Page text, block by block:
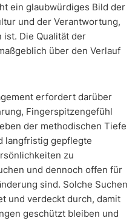
ein glaubwürdiges Bild der
und der Verantwortung,
Die Qualität der
über den Verlauf
erfordert darüber
Fingerspitzengefühl
der methodischen Tiefe
langfristig gepflegte
zu
und dennoch offen für
sind. Solche Suchen
und verdeckt durch, damit
geschützt bleiben und